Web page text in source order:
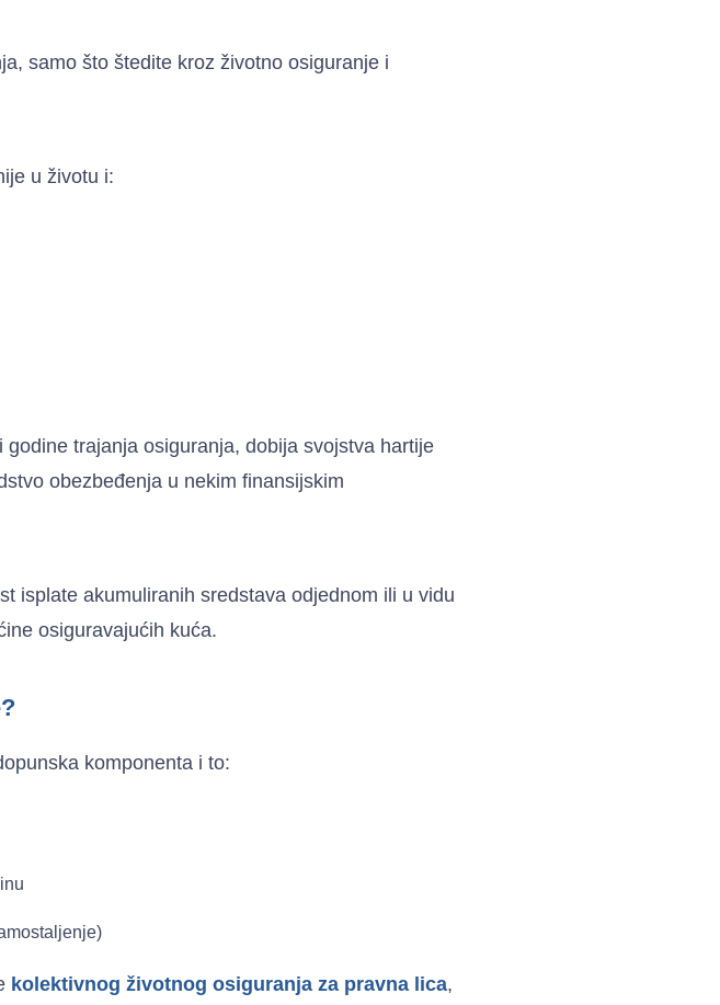
samo što štedite kroz životno osiguranje i
u životu i:
trajanja osiguranja, dobija svojstva hartije
obezbeđenja u nekim finansijskim
isplate akumuliranih sredstava odjednom ili u vidu
osiguravajućih kuća.
komponenta i to:
kolektivnog životnog osiguranja za pravna lica,